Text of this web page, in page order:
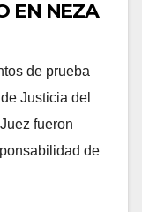
EN NEZA
de prueba
Justicia del
fueron
de